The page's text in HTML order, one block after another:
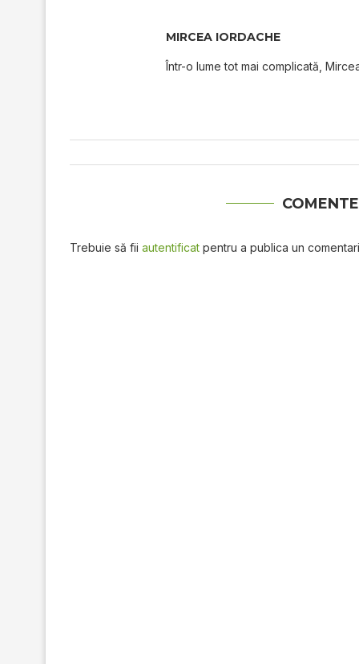
MIRCEA IORDACHE
Într-o lume tot mai complicată,
Trebuie să fii autentificat pentru a publica un